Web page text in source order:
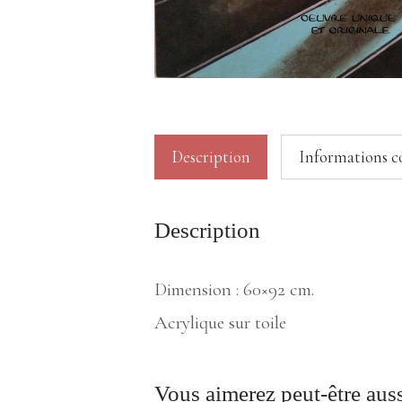
Description Informations
Description
Dimension : 60×92 cm.
Acrylique sur toile
Vous aimerez peut-être